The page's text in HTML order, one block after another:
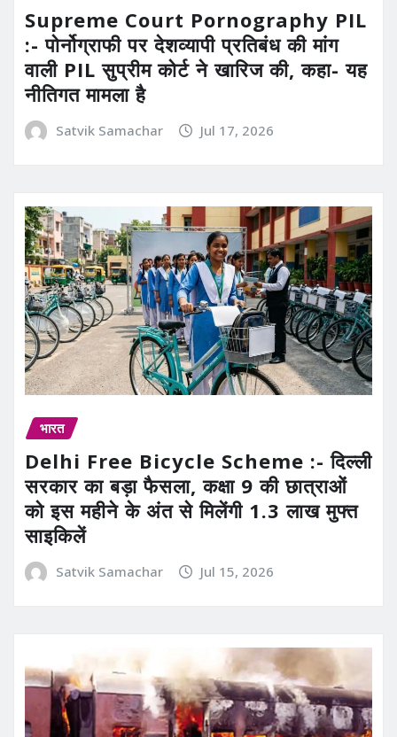
Supreme Court Pornography PIL
:- पोर्नोग्राफी पर देशव्यापी प्रतिबंध की मांग
वाली PIL सुप्रीम कोर्ट ने खारिज की, कहा- यह
नीतिगत मामला है
Satvik Samachar Jul 17, 2026
भारत
Delhi Free Bicycle Scheme :- दिल्ली
सरकार का बड़ा फैसला, कक्षा 9 की छात्राओं
को इस महीने के अंत से मिलेंगी 1.3 लाख मुफ्त
साइकिलें
Satvik Samachar Jul 15, 2026